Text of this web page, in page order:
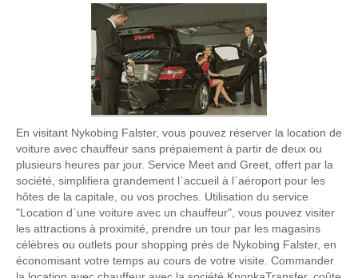
En visitant Nykobing Falster, vous pouvez réserver la location de
voiture avec chauffeur sans prépaiement à partir de deux ou
plusieurs heures par jour. Service Meet and Greet, offert par la
société, simplifiera grandement l`accueil à l`aéroport pour les
hôtes de la capitale, ou vos proches. Utilisation du service
"Location d`une voiture avec un chauffeur", vous pouvez visiter
les attractions à proximité, prendre un tour par les magasins
célèbres ou outlets pour shopping près de Nykobing Falster, en
économisant votre temps au cours de votre visite. Commander